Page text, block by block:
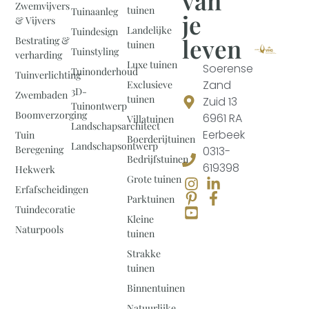
je
leven
Soerense
Zand
Zuid 13
6961 RA
Eerbeek
0313-
619398
tuinen
Landelijke
tuinen
Luxe tuinen
Exclusieve
tuinen
Villatuinen
Boerderijtuinen
Bedrijfstuinen
Grote tuinen
Parktuinen
Kleine
tuinen
Strakke
tuinen
Binnentuinen
Tuinaanleg
Tuindesign
Tuinstyling
Tuinonderhoud
3D-
Tuinontwerp
Landschapsarchitect
Landschapsontwerp
Zwemvijvers
& Vijvers
Bestrating &
verharding
Tuinverlichting
Zwembaden
Boomverzorging
Tuin
Beregening
Hekwerk
Erfafscheidingen
Tuindecoratie
Naturpools